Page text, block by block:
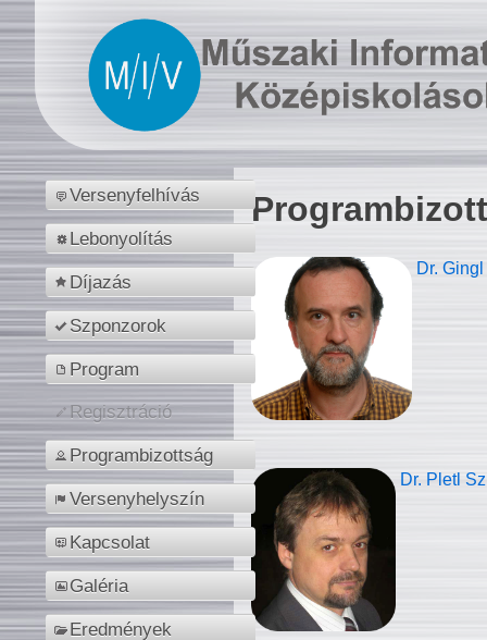
Versenyfelhívás
Lebonyolítás
Díjazás
Szponzorok
Program
Regisztráció
Programbizottság
Versenyhelyszín
Kapcsolat
Galéria
Eredmények
Dr.
Dr. Pletl